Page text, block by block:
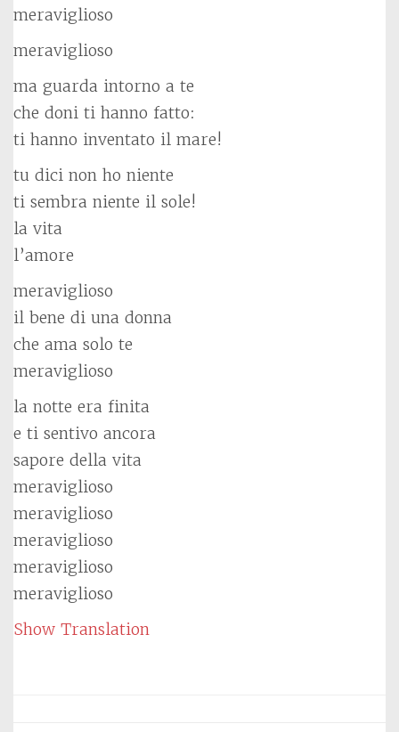
meraviglioso
meraviglioso
ma guarda intorno a te
che doni ti hanno fatto:
ti hanno inventato il mare!
tu dici non ho niente
ti sembra niente il sole!
la vita
l’amore
meraviglioso
il bene di una donna
che ama solo te
meraviglioso
la notte era finita
e ti sentivo ancora
sapore della vita
meraviglioso
meraviglioso
meraviglioso
meraviglioso
meraviglioso
Show Translation